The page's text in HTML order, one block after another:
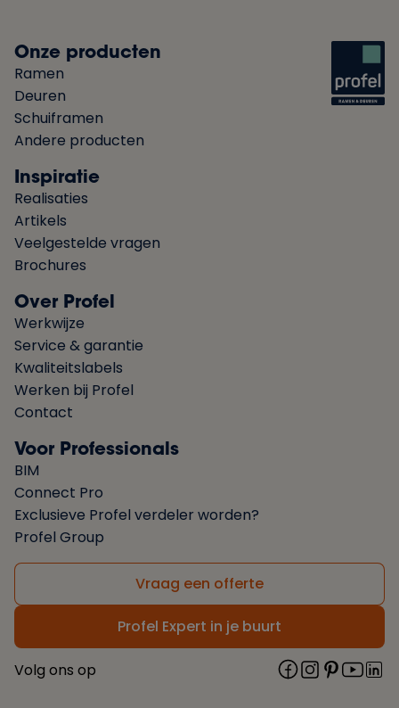
Onze producten
Ramen
Deuren
Schuiframen
Andere producten
Inspiratie
Realisaties
Artikels
Veelgestelde vragen
Brochures
Over Profel
Werkwijze
Service & garantie
Kwaliteitslabels
Werken bij Profel
Contact
Voor Professionals
BIM
Connect Pro
Exclusieve Profel verdeler worden?
Profel Group
Vraag een offerte
Profel Expert in je buurt
Volg ons op